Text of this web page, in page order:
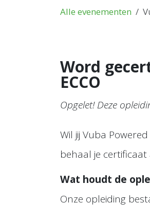
Alle evenementen
Word
ECCO
Opgelet! Deze
Wil jij Vuba
behaal je certificaat
Wat houdt de
Onze opleiding